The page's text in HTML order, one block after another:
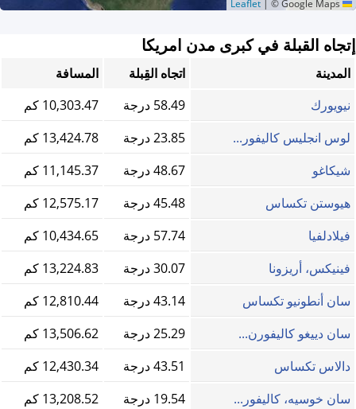
© Google Maps
إتجاه القبلة في كبرى مدن امريكا
المدينة اتجاه القِبلة
المسافة
نيويورك
58.49 درجة
10,303.47 كم
لوس انجليس كاليفور...
23.85 درجة
13,424.78 كم
شيكاغو
48.67 درجة
11,145.37 كم
هيوستن تكساس
45.48 درجة
12,575.17 كم
فيلادلفيا
57.74 درجة
10,434.65 كم
فينيكس، أريزونا
30.07 درجة
13,224.83 كم
سان أنطونيو تكساس
43.14 درجة
12,810.44 كم
سان دييغو كاليفورن...
25.29 درجة
13,506.62 كم
دالاس تكساس
43.51 درجة
12,430.34 كم
سان خوسيه، كاليفور...
19.54 درجة
13,208.52 كم